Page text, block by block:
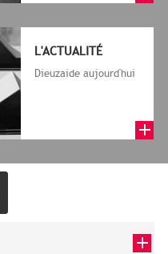
L'ACTUALITÉ
Dieuzaide aujourd'hui